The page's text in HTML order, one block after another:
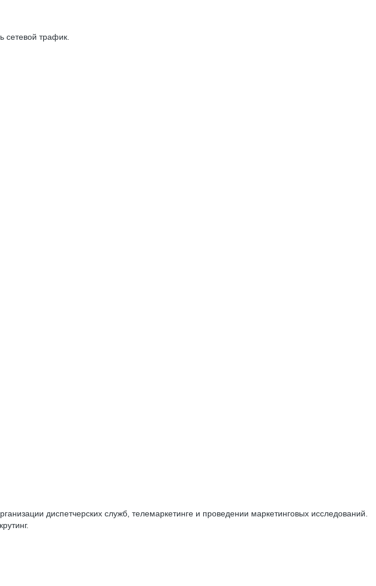
сетевой трафик.
диспетчерских служб, телемаркетинге и проведении маркетинговых исследований.